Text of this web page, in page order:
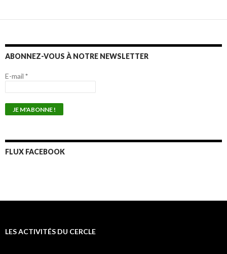
ABONNEZ-VOUS À NOTRE NEWSLETTER
E-mail *
FLUX FACEBOOK
LES ACTIVITÉS DU CERCLE